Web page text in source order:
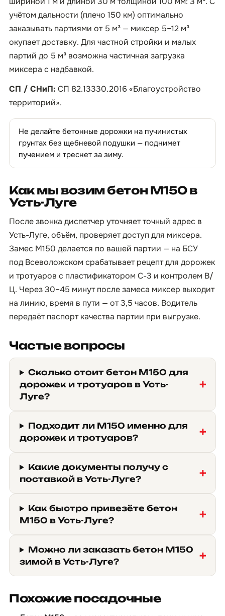
учётом дальности (плечо 150 км) оптимально
заказывать партиями от 5 м³ — миксер 5–12 м³
окупает доставку. Для частной стройки и малых
партий до 5 м³ возможна частичная загрузка
миксера с надбавкой.
СП / СНиП: СП 82.13330.2016 «Благоустройство
территорий».
Не делайте бетонные дорожки на пучинистых
грунтах без щебневой подушки — поднимет
пучением и треснет за зиму.
Как мы возим бетон М150 в
Усть-Луге
После звонка диспетчер уточняет точный адрес в
Усть-Луге, объём, проверяет доступ для миксера.
Замес М150 делается по вашей партии — на БСУ
под Всеволожском срабатывает рецепт для дорожек
и тротуаров с пластификатором С-3 и контролем В/
Ц. Через 30–45 минут после замеса миксер выходит
на линию, время в пути — от 3,5 часов. Водитель
передаёт паспорт качества партии при выгрузке.
Частые вопросы
Сколько стоит бетон М150 для
дорожек и тротуаров в Усть-
Луге?
Подходит ли М150 именно для
дорожек и тротуаров?
Какие документы получу с
поставкой в Усть-Луге?
Как быстро привезёте бетон
М150 в Усть-Луге?
Можно ли заказать бетон М150
зимой в Усть-Луге?
Похожие посадочные